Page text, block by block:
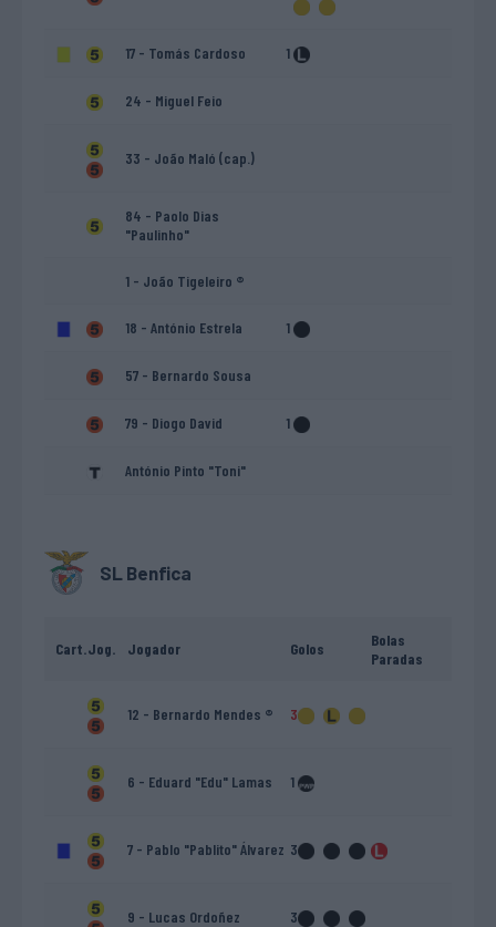
17 - Tomás Cardoso 1
24 - Miguel Feio
33 - João Maló (cap.)
84 - Paolo Dias
"Paulinho"
1 - João Tigeleiro ®
18 - António Estrela 1
57 - Bernardo Sousa
79 - Diogo David 1
António Pinto "Toni"
SL Benfica
Cart.Jog. Jogador Golos
Bolas
Paradas
12 - Bernardo Mendes ® 3
6 - Eduard "Edu" Lamas 1
7 - Pablo "Pablito" Álvarez 3
9 - Lucas Ordoñez 3